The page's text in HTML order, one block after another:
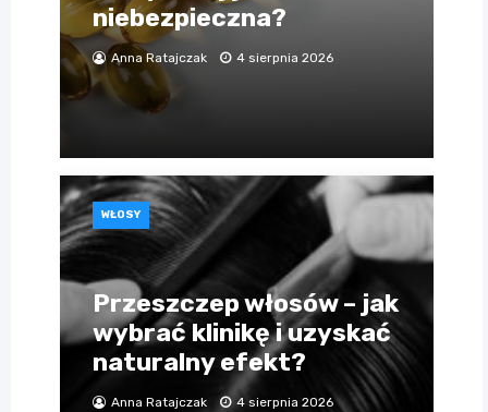
niebezpieczna?
Anna Ratajczak 4 sierpnia 2026
WŁOSY
Przeszczep włosów – jak
wybrać klinikę i uzyskać
naturalny efekt?
Anna Ratajczak 4 sierpnia 2026